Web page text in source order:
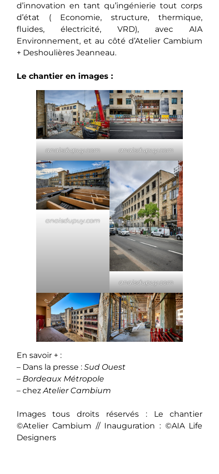
d’innovation en tant qu’ingénierie tout corps
d’état ( Economie, structure, thermique,
fluides, électricité, VRD), avec AIA
Environnement, et au côté d’Atelier Cambium
+ Deshoulières Jeanneau.
Le chantier en images :
anaisdupuy.com anaisdupuy.com
anaisdupuy.com
anaisdupuy.com
En savoir + :
– Dans la presse : Sud Ouest
– Bordeaux Métropole
– chezAtelier Cambium
Images tous droits réservés : Le chantier
©Atelier Cambium // Inauguration : ©AIA Life
Designers